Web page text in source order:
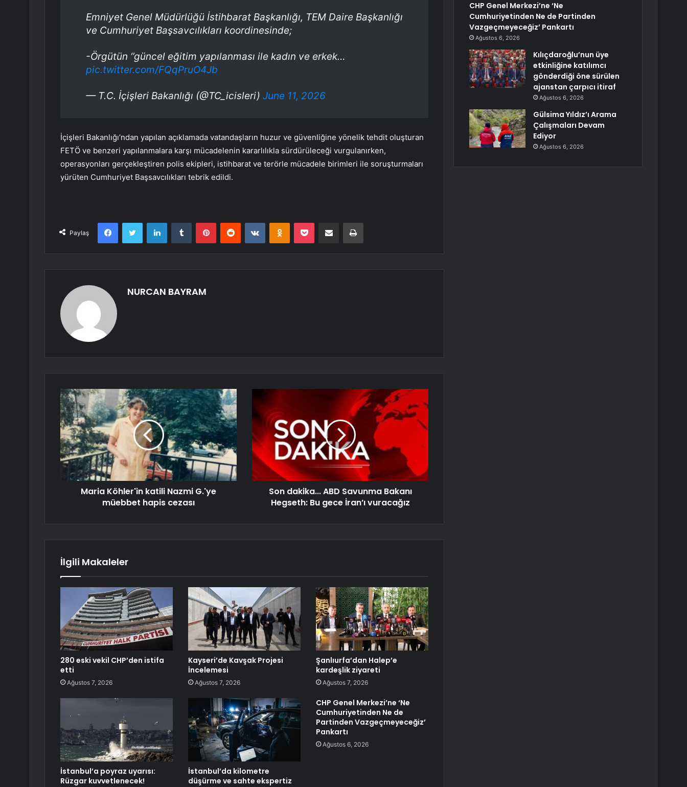
Emniyet Genel Müdürlüğü İstihbarat Başkanlığı, TEM Daire Başkanlığı
ve Cumhuriyet Başsavcılıkları koordinesinde;
-Örgütün ‘’güncel eğitim yapılanması ile kadın ve erkek…
pic.twitter.com/FQqPruO4Jb
— T.C. İçişleri Bakanlığı (@TC_icisleri) June 11, 2026
İçişleri Bakanlığı’ndan yapılan açıklamada vatandaşların huzur ve güvenliğine yönelik tehdit oluşturan
FETÖ ve benzeri yapılanmalara karşı mücadelenin kararlılıkla sürdürüleceği vurgulanırken,
operasyonları gerçekleştiren polis ekipleri, istihbarat ve terörle mücadele birimleri ile soruşturmaları
yürüten Cumhuriyet Başsavcılıkları tebrik edildi.
Paylaş
FacebookTwitter LinkedInTumblr PinterestReddit VKontakteOdnoklassniki
Pocket E-Posta ile paylaş Yazdır
NURCAN BAYRAM
Maria Köhler'in katili Nazmi G.'ye
müebbet hapis cezası
Son dakika... ABD Savunma Bakanı
Hegseth: Bu gece İran’ı vuracağız
İlgili Makaleler
280 eski vekil CHP’den istifa
etti
Ağustos 7, 2026
Kayseri’de Kavşak Projesi
İncelemesi
Ağustos 7, 2026
Şanlıurfa’dan Halep’e
kardeşlik ziyareti
Ağustos 7, 2026
İstanbul’a poyraz uyarısı:
Rüzgar kuvvetlenecek!
İstanbul’da kilometre
düşürme ve sahte ekspertiz
CHP Genel Merkezi’ne ‘Ne
Cumhuriyetinden Ne de
Partinden Vazgeçmeyeceğiz’
Pankartı
Ağustos 6, 2026
CHP Genel Merkezi’ne ‘Ne
Cumhuriyetinden Ne de Partinden
Vazgeçmeyeceğiz’ Pankartı
Ağustos 6, 2026
Kılıçdaroğlu’nun üye
etkinliğine katılımcı
gönderdiği öne sürülen
ajanstan çarpıcı itiraf
Ağustos 6, 2026
Gülsima Yıldız’ı Arama
Çalışmaları Devam
Ediyor
Ağustos 6, 2026